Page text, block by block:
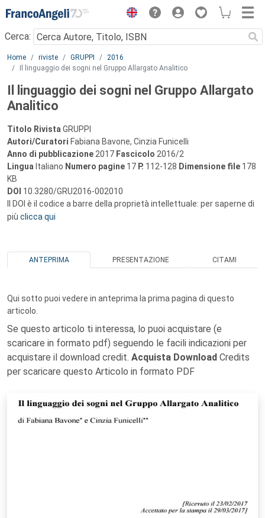
Menu
Cerca:
Main content
Home riviste GRUPPI
2016
Il linguaggio dei sogni nel Gruppo Allargato Analitico
Il linguaggio dei sogni nel Gruppo Allargato
Analitico
Titolo Rivista GRUPPI
Autori/Curatori Fabiana Bavone, Cinzia Funicelli
Anno di pubblicazione 2017 Fascicolo 2016/2
Lingua Italiano Numero pagine 17 P. 112-128 Dimensione file 178
KB
DOI 10.3280/GRU2016-002010
Il DOI è il codice a barre della proprietà intellettuale: per saperne di
più clicca qui
ANTEPRIMA PRESENTAZIONE CITAMI
Qui sotto puoi vedere in anteprima la prima pagina di questo
articolo.
Se questo articolo ti interessa, lo puoi acquistare (e
scaricare in formato pdf) seguendo le facili indicazioni per
acquistare il download credit. Acquista Download Credits
per scaricare questo Articolo in formato PDF